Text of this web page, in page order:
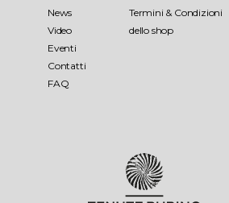
News
Video
Eventi
Contatti
FAQ
Termini & Condizioni
dello shop